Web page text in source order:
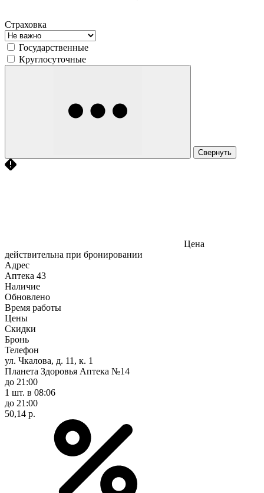
Страховка
Государственные
Круглосуточные
Свернуть
Цена
действительна при бронировании
Адрес
Аптека 43
Наличие
Обновлено
Время работы
Цены
Скидки
Бронь
Телефон
ул. Чкалова, д. 11, к. 1
Планета Здоровья Аптека №14
до 21:00
1 шт. в 08:06
до 21:00
50,14 р.